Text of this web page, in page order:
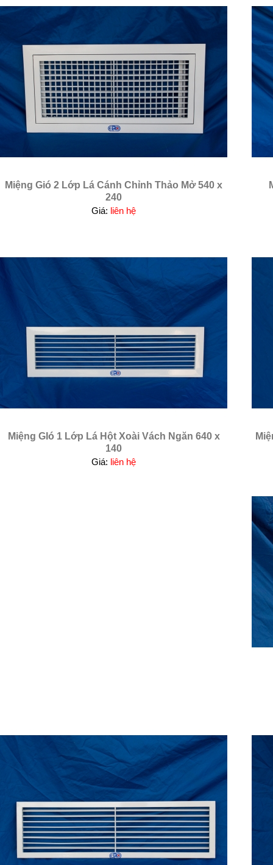
Miệng Gió 2 Lớp Lá Cánh Chỉnh Thảo Mở 540 x
240
Giá: liên hệ
Miệng GIó 1 Lớp Lá Hột Xoài Vách Ngăn 640 x
140
Giá: liên hệ